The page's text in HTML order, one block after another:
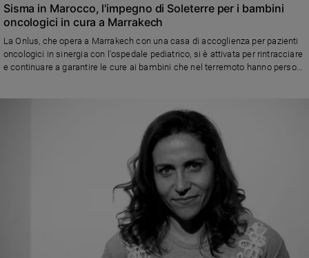
Sisma in Marocco, l'impegno di Soleterre per i bambini
oncologici in cura a Marrakech
La Onlus, che opera a Marrakech con una casa di accoglienza per pazienti
oncologici in sinergia con l'ospedale pediatrico, si è attivata per rintracciare
e continuare a garantire le cure ai bambini che nel terremoto hanno perso